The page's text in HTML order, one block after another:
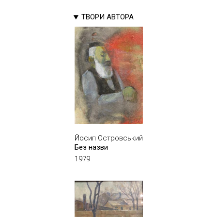
ТВОРИ АВТОРА
Йосип Островський
Без назви
1979